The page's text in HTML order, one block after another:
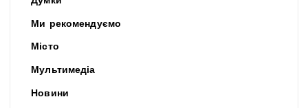
Ми рекомендуємо
Місто
Мультимедіа
Новини